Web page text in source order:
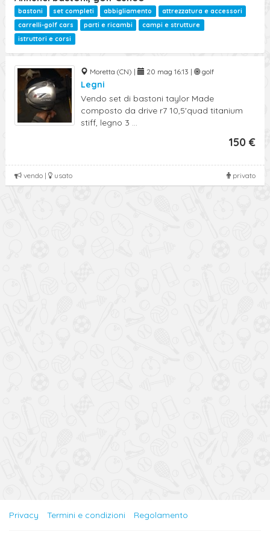
bastoni set completi abbigliamento
attrezzatura e accessori
carrelli-golf cars
parti e ricambi
campi e strutture
istruttori e corsi
Moretta (CN) | 20 mag 16:13 | golf
Legni
Vendo set di bastoni taylor Made
composto da drive r7 10,5'quad titanium
stiff, legno 3 ...
150 €
privato
vendo | usato
Privacy Termini e condizioni Regolamento